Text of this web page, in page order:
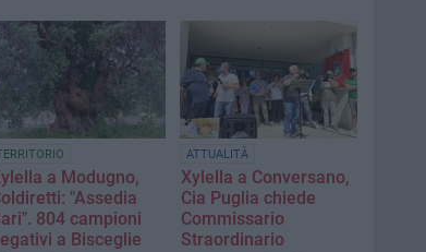
a Modugno,
"Assedia
804 campioni
a Bisceglie
ATTUALITÀ
Xylella a Conversano,
Cia Puglia chiede
Commissario
Straordinario